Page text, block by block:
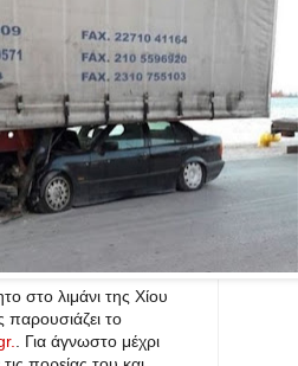
στο λιμάνι της Χίου
το
. Για άγνωστο μέχρι